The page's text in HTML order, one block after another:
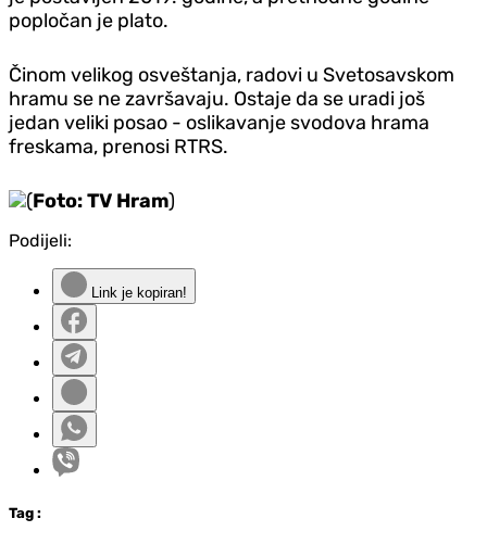
popločan je plato.
Činom velikog osveštanja, radovi u Svetosavskom
hramu se ne završavaju. Ostaje da se uradi još
jedan veliki posao - oslikavanje svodova hrama
freskama, prenosi RTRS.
(Foto: TV Hram)
Podijeli:
Link je kopiran!
Tag :